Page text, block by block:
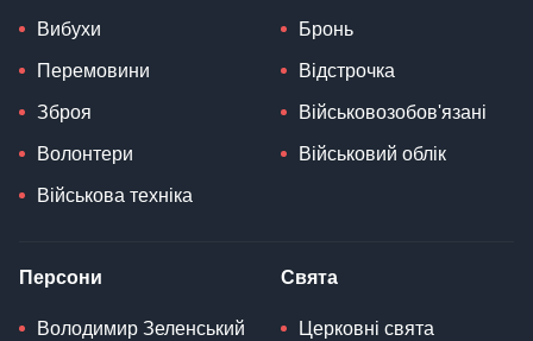
Вибухи
Перемовини
Зброя
Волонтери
Військова техніка
Бронь
Відстрочка
Військовозобов'язані
Військовий облік
Персони
Володимир Зеленський
Свята
Церковні свята